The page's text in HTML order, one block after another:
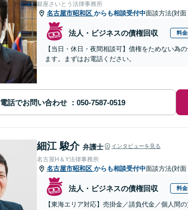
銀座さいとう法律事務所
名古屋市昭和区 からも相談受付中面談方法(対
法人・ビジネスの債権回収 料
【当日・休日・夜間相談可】債権をためない為
ます。まずはお電話ください。
電話でお問い合わせ
細江 駿介 弁護士 インタビューを見る
名古屋H＆Y法律事務所
名古屋市昭和区 からも相談受付中面談方法(対
法人・ビジネスの債権回収 料
【東海エリア対応】売掛金／請負代金／個人間